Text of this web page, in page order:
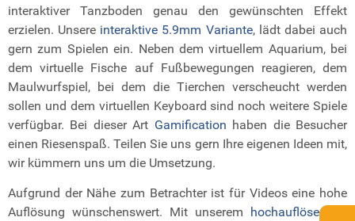
interaktiver Tanzboden genau den gewünschten Effekt
erzielen. Unsere interaktive 5.9mm Variante, lädt dabei auch
gern zum Spielen ein. Neben dem virtuellem Aquarium, bei
dem virtuelle Fische auf Fußbewegungen reagieren, dem
Maulwurfspiel, bei dem die Tierchen verscheucht werden
sollen und dem virtuellen Keyboard sind noch weitere Spiele
verfügbar. Bei dieser Art Gamification haben die Besucher
einen Riesenspaß. Teilen Sie uns gern Ihre eigenen Ideen mit,
wir kümmern uns um die Umsetzung.
Aufgrund der Nähe zum Betrachter ist für Videos eine hohe
Auflösung wünschenswert. Mit unserem
hochauflösenden